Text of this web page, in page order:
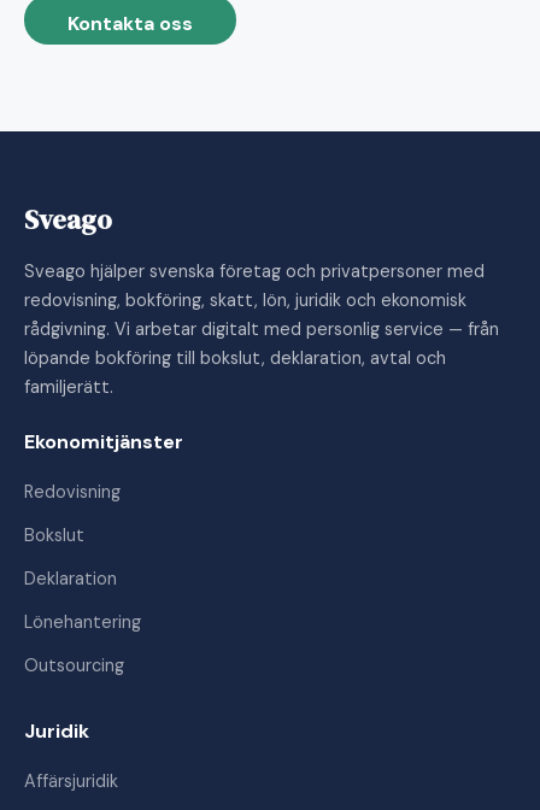
Kontakta oss
Sveago
Sveago hjälper svenska företag och privatpersoner med
redovisning, bokföring, skatt, lön, juridik och ekonomisk
rådgivning. Vi arbetar digitalt med personlig service — från
löpande bokföring till bokslut, deklaration, avtal och
familjerätt.
Ekonomitjänster
Redovisning
Bokslut
Deklaration
Lönehantering
Outsourcing
Juridik
Affärsjuridik